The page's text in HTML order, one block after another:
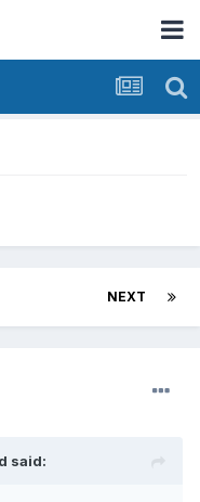
NEXT
said: